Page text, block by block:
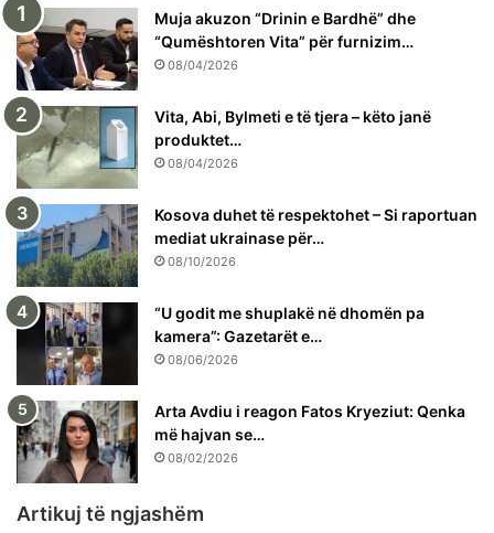
Muja akuzon “Drinin e Bardhë” dhe
“Qumështoren Vita” për furnizim…
08/04/2026
Vita, Abi, Bylmeti e të tjera – këto janë
produktet…
08/04/2026
Kosova duhet të respektohet – Si raportuan
mediat ukrainase për…
08/10/2026
“U godit me shuplakë në dhomën pa
kamera”: Gazetarët e…
08/06/2026
Arta Avdiu i reagon Fatos Kryeziut: Qenka
më hajvan se…
08/02/2026
Artikuj të ngjashëm